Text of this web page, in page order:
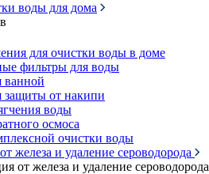
воды для дома
для очистки воды в доме
фильтры для воды
ванной
защиты от накипи
воды
осмоса
очистки воды
железа и удаление сероводорода
от железа и удаление сероводорода